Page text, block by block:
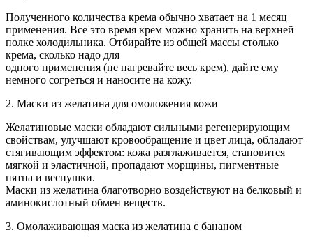
Полученного количества крема обычно хватает на 1 месяц
применения. Все это время крем можно хранить на верхней
полке холодильника. Отбирайте из общей массы столько
крема, сколько надо для
одного применения (не нагревайте весь крем), дайте ему
немного согреться и наносите на кожу.
2. Маски из желатина для омоложения кожи
Желатиновые маски обладают сильными регенерирующим
свойствам, улучшают кровообращение и цвет лица, обладают
стягивающим эффектом: кожа разглаживается, становится
мягкой и эластичной, пропадают морщины, пигментные
пятна и веснушки.
Маски из желатина благотворно воздействуют на белковый и
аминокислотный обмен веществ.
3. Омолаживающая маска из желатина с бананом